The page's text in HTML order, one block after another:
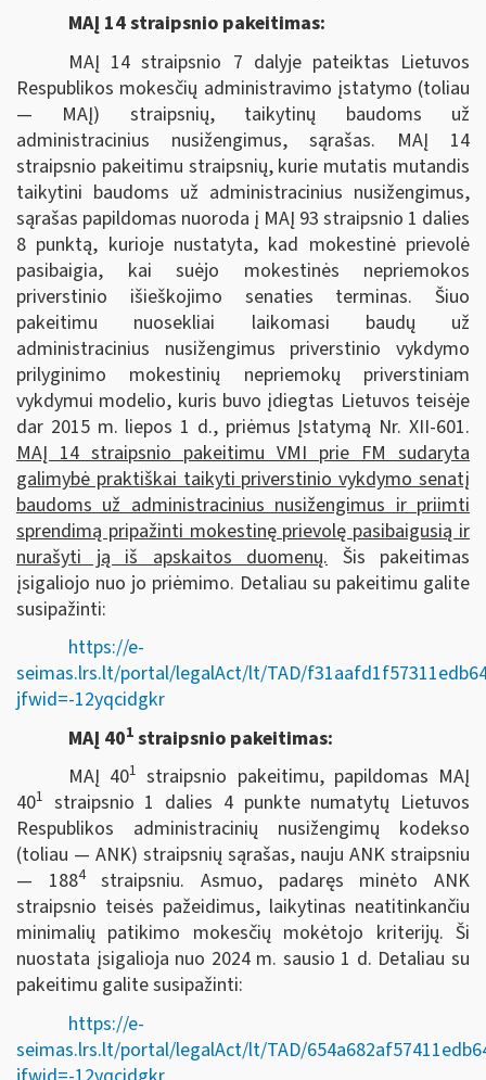
MAĮ 14 straipsnio pakeitimas:
MAĮ 14 straipsnio 7 dalyje pateiktas Lietuvos
Respublikos mokesčių administravimo įstatymo (toliau
— MAĮ) straipsnių, taikytinų baudoms už
administracinius nusižengimus, sąrašas. MAĮ 14
straipsnio pakeitimu straipsnių, kurie mutatis mutandis
taikytini baudoms už administracinius nusižengimus,
sąrašas papildomas nuoroda į MAĮ 93 straipsnio 1 dalies
8 punktą, kurioje nustatyta, kad mokestinė prievolė
pasibaigia, kai suėjo mokestinės nepriemokos
priverstinio išieškojimo senaties terminas. Šiuo
pakeitimu nuosekliai laikomasi baudų už
administracinius nusižengimus priverstinio vykdymo
prilyginimo mokestinių nepriemokų priverstiniam
vykdymui modelio, kuris buvo įdiegtas Lietuvos teisėje
dar 2015 m. liepos 1 d., priėmus Įstatymą Nr. XII-601.
MAĮ 14 straipsnio pakeitimu VMI prie FM sudaryta
galimybė praktiškai taikyti priverstinio vykdymo senatį
baudoms už administracinius nusižengimus ir priimti
sprendimą pripažinti mokestinę prievolę pasibaigusią ir
nurašyti ją iš apskaitos duomenų. Šis pakeitimas
įsigaliojo nuo jo priėmimo. Detaliau su pakeitimu galite
susipažinti:
https://e-
seimas.lrs.lt/portal/legalAct/lt/TAD/
jfwid=-12yqcidgkr
MAĮ 401 straipsnio pakeitimas:
MAĮ 401 straipsnio pakeitimu, papildomas MAĮ
401 straipsnio 1 dalies 4 punkte numatytų Lietuvos
Respublikos administracinių nusižengimų kodekso
(toliau — ANK) straipsnių sąrašas, nauju ANK straipsniu
— 1884straipsniu. Asmuo, padaręs minėto ANK
straipsnio teisės pažeidimus, laikytinas neatitinkančiu
minimalių patikimo mokesčių mokėtojo kriterijų. Ši
nuostata įsigalioja nuo 2024 m. sausio 1 d. Detaliau su
pakeitimu galite susipažinti:
https://e-
seimas.lrs.lt/portal/legalAct/lt/TAD/